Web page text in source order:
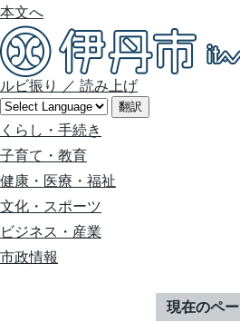
本文へ
ルビ振り ／ 読み上げ
翻訳
くらし・手続き
子育て・教育
健康・医療・福祉
文化・スポーツ
ビジネス・産業
市政情報
現在のペ